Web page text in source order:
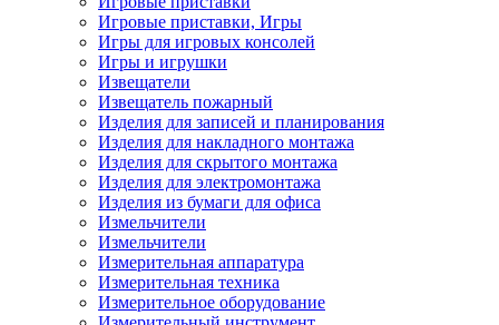
Игровые приставки, Игры
Игры для игровых консолей
Игры и игрушки
Извещатели
Извещатель пожарный
Изделия для записей и планирования
Изделия для накладного монтажа
Изделия для скрытого монтажа
Изделия для электромонтажа
Изделия из бумаги для офиса
Измельчители
Измельчители
Измерительная аппаратура
Измерительная техника
Измерительное оборудование